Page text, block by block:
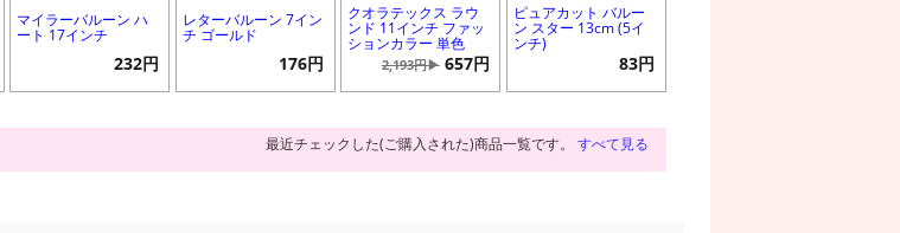
マイラーバルーン ハ
ート 17インチ
232円
レターバルーン 7イン
チ ゴールド
176円
クオラテックス ラウ
ンド 11インチ ファッ
ションカラー 単色
2,193円▶ 657円
ピュアカット バルー
ン スター 13cm (5イ
ンチ)
83円
最近チェックした(ご購入された)商品一覧です。 すべて見る